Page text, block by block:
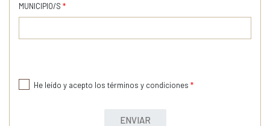
MUNICIPIO/S *
He leído y acepto los términos y condiciones *
ENVIAR